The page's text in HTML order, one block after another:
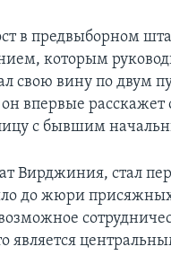
в предвыборном
которым
свою вину по двум
он впервые
с бывшим
Вирджиния, стал
до жюри